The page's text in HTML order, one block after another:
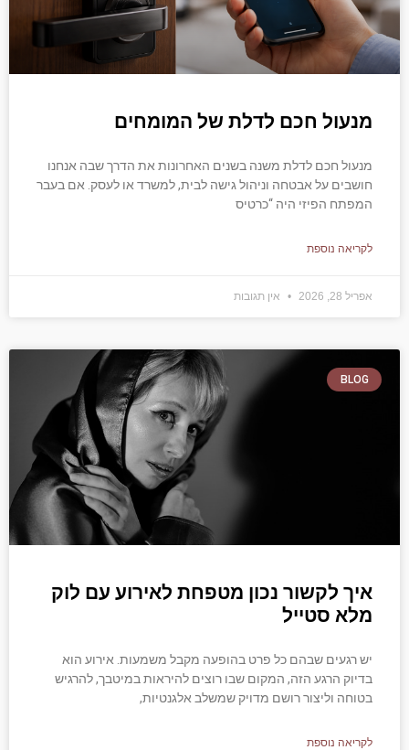
מנעול חכם לדלת של המומחים
מנעול חכם לדלת משנה בשנים האחרונות את הדרך שבה אנחנו
חושבים על אבטחה וניהול גישה לבית, למשרד או לעסק. אם בעבר
המפתח הפיזי היה “כרטיס
לקריאה נוספת
אפריל 28, 2026 אין תגובות
BLOG
איך לקשור נכון מטפחת לאירוע עם לוק
מלא סטייל
יש רגעים שבהם כל פרט בהופעה מקבל משמעות. אירוע הוא
בדיוק הרגע הזה, המקום שבו רוצים להיראות במיטבך, להרגיש
בטוחה וליצור רושם מדויק שמשלב אלגנטיות,
לקריאה נוספת